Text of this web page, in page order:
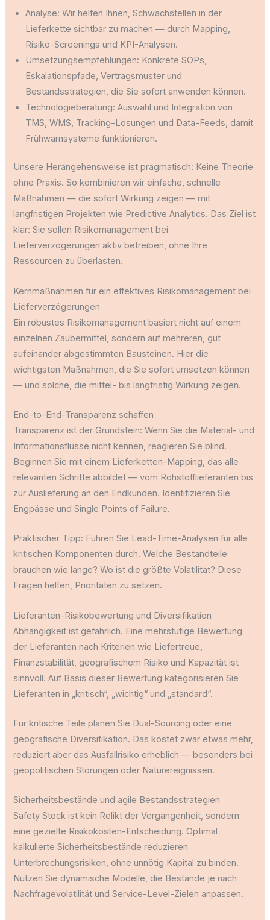
Analyse: Wir helfen Ihnen, Schwachstellen in der
Lieferkette sichtbar zu machen — durch Mapping,
Risiko-Screenings und KPI-Analysen.
Umsetzungsempfehlungen: Konkrete SOPs,
Eskalationspfade, Vertragsmuster und
Bestandsstrategien, die Sie sofort anwenden können.
Technologieberatung: Auswahl und Integration von
TMS, WMS, Tracking-Lösungen und Data-Feeds, damit
Frühwarnsysteme funktionieren.
Unsere Herangehensweise ist pragmatisch: Keine Theorie
ohne Praxis. So kombinieren wir einfache, schnelle
Maßnahmen — die sofort Wirkung zeigen — mit
langfristigen Projekten wie Predictive Analytics. Das Ziel ist
klar: Sie sollen Risikomanagement bei
Lieferverzögerungen aktiv betreiben, ohne Ihre
Ressourcen zu überlasten.
Kernmaßnahmen für ein effektives Risikomanagement bei
Lieferverzögerungen
Ein robustes Risikomanagement basiert nicht auf einem
einzelnen Zaubermittel, sondern auf mehreren, gut
aufeinander abgestimmten Bausteinen. Hier die
wichtigsten Maßnahmen, die Sie sofort umsetzen können
— und solche, die mittel- bis langfristig Wirkung zeigen.
End-to-End-Transparenz schaffen
Transparenz ist der Grundstein: Wenn Sie die Material- und
Informationsflüsse nicht kennen, reagieren Sie blind.
Beginnen Sie mit einem Lieferketten-Mapping, das alle
relevanten Schritte abbildet — vom Rohstofflieferanten bis
zur Auslieferung an den Endkunden. Identifizieren Sie
Engpässe und Single Points of Failure.
Praktischer Tipp: Führen Sie Lead-Time-Analysen für alle
kritischen Komponenten durch. Welche Bestandteile
brauchen wie lange? Wo ist die größte Volatilität? Diese
Fragen helfen, Prioritäten zu setzen.
Lieferanten-Risikobewertung und Diversifikation
Abhängigkeit ist gefährlich. Eine mehrstufige Bewertung
der Lieferanten nach Kriterien wie Liefertreue,
Finanzstabilität, geografischem Risiko und Kapazität ist
sinnvoll. Auf Basis dieser Bewertung kategorisieren Sie
Lieferanten in „kritisch“, „wichtig“ und „standard“.
Für kritische Teile planen Sie Dual-Sourcing oder eine
geografische Diversifikation. Das kostet zwar etwas mehr,
reduziert aber das Ausfallrisiko erheblich — besonders bei
geopolitischen Störungen oder Naturereignissen.
Sicherheitsbestände und agile Bestandsstrategien
Safety Stock ist kein Relikt der Vergangenheit, sondern
eine gezielte Risikokosten-Entscheidung. Optimal
kalkulierte Sicherheitsbestände reduzieren
Unterbrechungsrisiken, ohne unnötig Kapital zu binden.
Nutzen Sie dynamische Modelle, die Bestände je nach
Nachfragevolatilität und Service-Level-Zielen anpassen.